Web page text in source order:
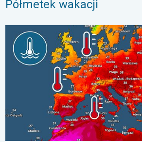
Półmetek wakacji
Europejskie morza są nadzwyczaj